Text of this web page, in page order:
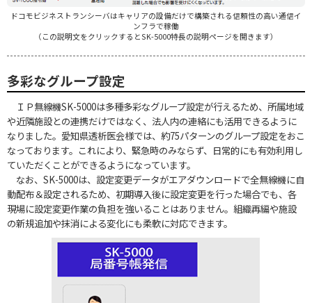
ドコモビジネストランシーバはキャリアの設備だけで構築される信頼性の高い通信イ
ンフラで稼働
（この説明文をクリックするとSK-5000特長の説明ページを開きます）
多彩なグループ設定
ＩＰ無線機SK-5000は多種多彩なグループ設定が行えるため、所属地域
や近隣施設との連携だけではなく、法人内の連絡にも活用できるように
なりました。愛知県透析医会様では、約75パターンのグループ設定をおこ
なっております。これにより、緊急時のみならず、日常的にも有効利用し
ていただくことができるようになっています。
なお、SK-5000は、設定変更データがエアダウンロードで全無線機に自
動配布＆設定されるため、初期導入後に設定変更を行った場合でも、各
現場に設定変更作業の負担を強いることはありません。組織再編や施設
の新規追加や抹消による変化にも柔軟に対応できます。